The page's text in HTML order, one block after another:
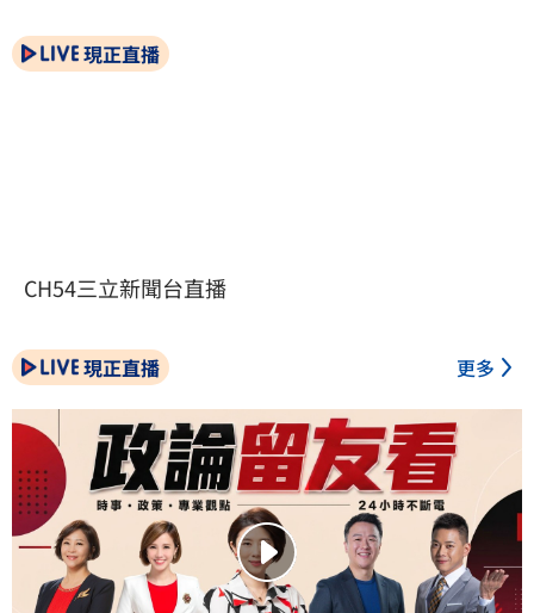
現正直播
CH54三立新聞台直播
現正直播 更多